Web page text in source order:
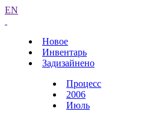
EN
Новое
Инвентарь
Задизайнено
Процесс
2006
Июль